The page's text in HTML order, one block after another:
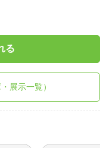
る
展示一覧）